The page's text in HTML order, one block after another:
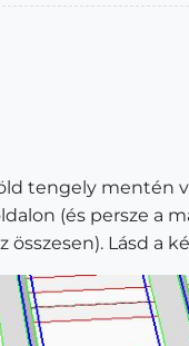
tengely mentén
(és persze a
Lásd a